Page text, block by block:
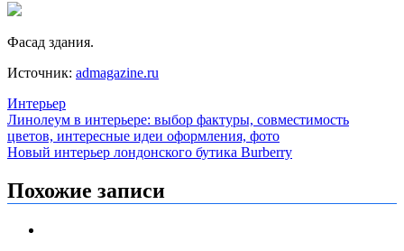
Фасад здания.
Источник: admagazine.ru
Интерьер
Навигация
по
Линолеум в интерьере: выбор фактуры, совместимость
цветов, интересные идеи оформления, фото
Новый интерьер лондонского бутика Burberry
Похожие записи